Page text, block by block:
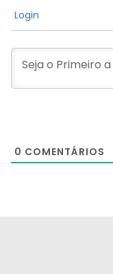
Login
0 COMENTÁRIOS